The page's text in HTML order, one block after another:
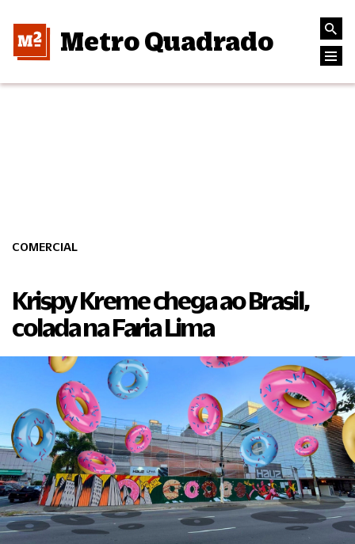
Metro Quadrado
COMERCIAL
Krispy Kreme chega ao Brasil,
colada na Faria Lima